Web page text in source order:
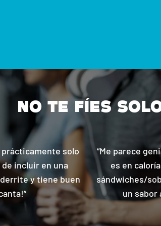
NO TE FÍES
prácticamente solo
incluir en una
y tiene buen
“Me parece
es en
sándwiches/
un sabor